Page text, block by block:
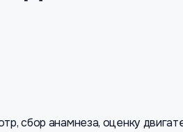
сбор анамнеза, оценку